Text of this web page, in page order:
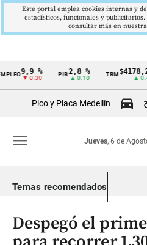
Cintillo
Colombia
9,9 %
▼ 0.30
PIB2,8 %
▲ 0.10
TRM$4178,23
▲ 0.42
Pico y Placa Medellín
Jueves, 6 de
menu
Temas recomendados
Despegó el
Este portal emplea cookies internas y
estadísticos, funcionales y publicitarios.
consultar más en nuestra